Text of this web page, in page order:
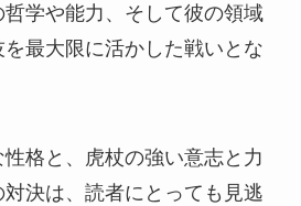
学や能力、そして彼の領域
最大限に活かした戦いとな
格と、虎杖の強い意志と力
決は、読者にとっても見逃